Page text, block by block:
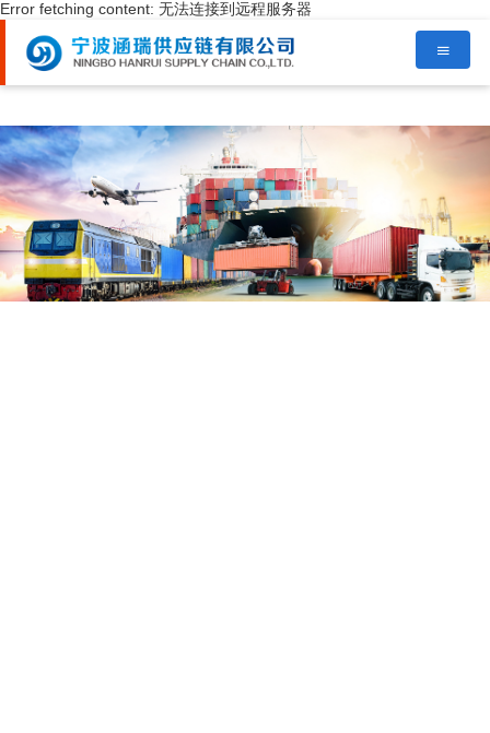
Error fetching content: 无法连接到远程服务器